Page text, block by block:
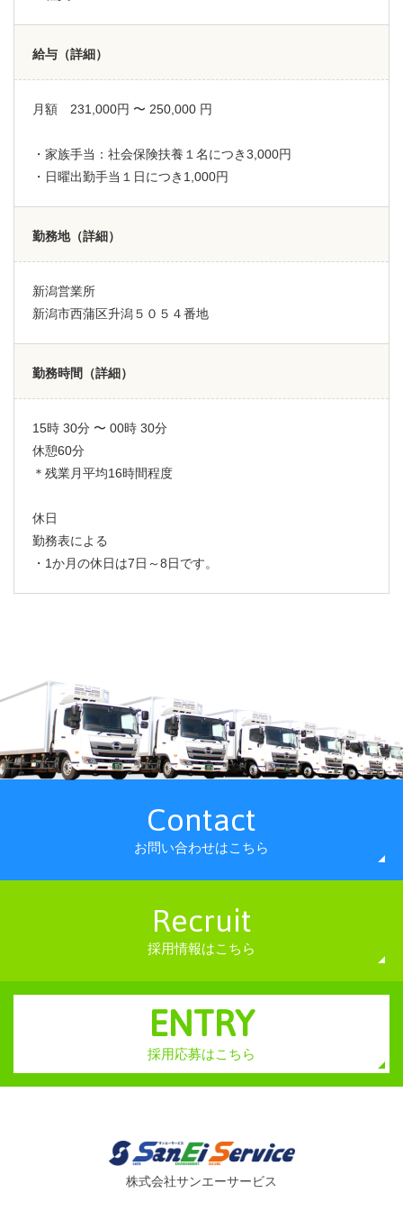
給与（詳細）
月額 231,000円 〜 250,000 円
・家族手当：社会保険扶養１名につき3,000円
・日曜出勤手当１日につき1,000円
勤務地（詳細）
新潟営業所
新潟市西蒲区升潟５０５４番地
勤務時間（詳細）
15時 30分 〜 00時 30分
休憩60分
＊残業月平均16時間程度
休日
勤務表による
・1か月の休日は7日～8日です。
Contact
お問い合わせはこちら
Recruit
採用情報はこちら
ENTRY
採用応募はこちら
株式会社サンエーサービス